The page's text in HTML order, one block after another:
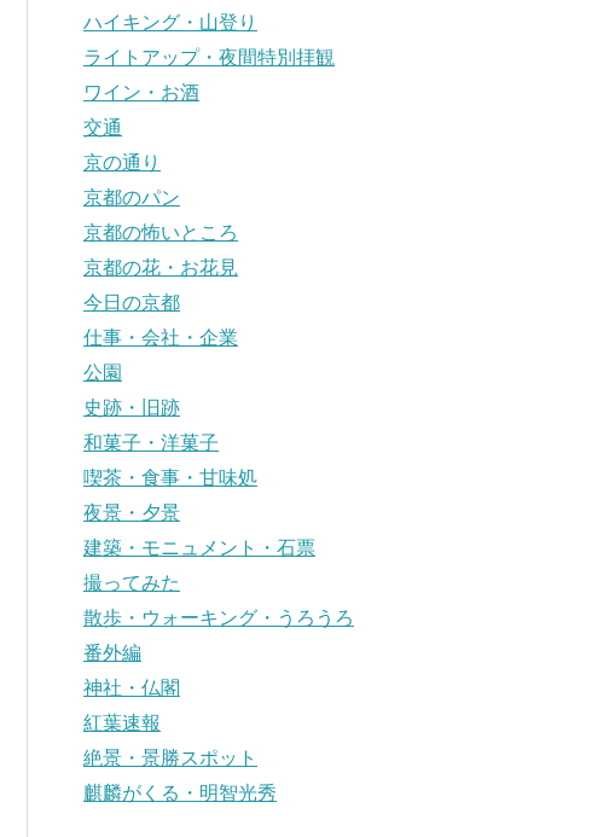
ハイキング・山登り
ライトアップ・夜間特別拝観
ワイン・お酒
交通
京の通り
京都のパン
京都の怖いところ
京都の花・お花見
今日の京都
仕事・会社・企業
公園
史跡・旧跡
和菓子・洋菓子
喫茶・食事・甘味処
夜景・夕景
建築・モニュメント・石票
撮ってみた
散歩・ウォーキング・うろうろ
番外編
神社・仏閣
紅葉速報
絶景・景勝スポット
麒麟がくる・明智光秀